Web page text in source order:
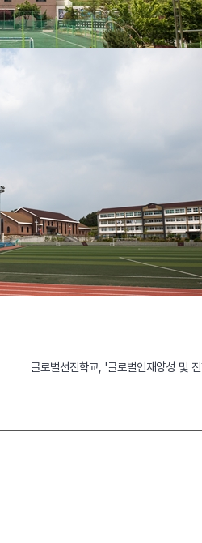
글로벌선진학교, '글로벌인재양성 및